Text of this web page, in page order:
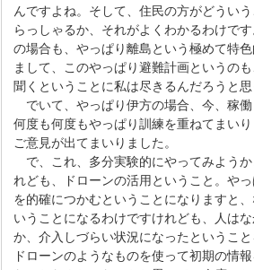
んですよね。そして、住民の方がどうい
らっしゃるか、それがよくわかるわけで
の場合も、やっぱり離島という極めて特
まして、このやっぱり避難計画というの
聞くということに私は尽きるんだろうと思
でいて、やっぱり伊方の場合、今、稼働
何度も何度もやっぱり訓練を重ねてまい
ご意見が出てまいりました。
で、これ、多分実験的にやってみよう
れども、ドローンの活用ということ。や
を的確につかむということになりますと
いうことになるわけですけれども、人は
か、介入しづらい状況になったというこ
ドローンのようなものを使って初期の情